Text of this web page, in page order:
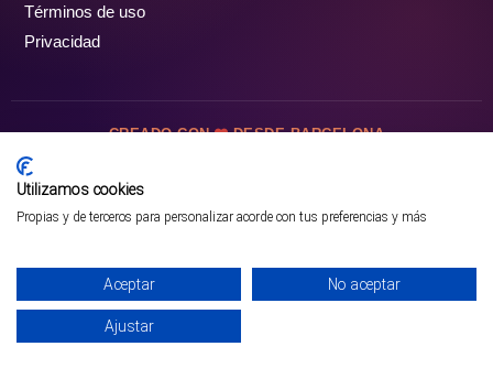
¡PÁSALO!
Términos de uso
Privacidad
CREADO CON DESDE BARCELONA
Utilizamos cookies
Propias y de terceros para personalizar acorde con tus preferencias y más
Aceptar No aceptar
Ajustar